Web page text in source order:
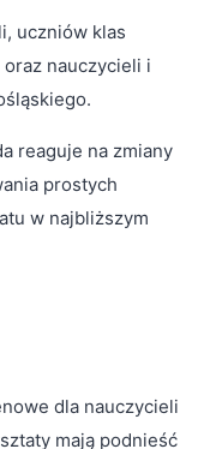
uczniów klas
nauczycieli i
reaguje na zmiany
prostych
w najbliższym
dla nauczycieli
mają podnieść